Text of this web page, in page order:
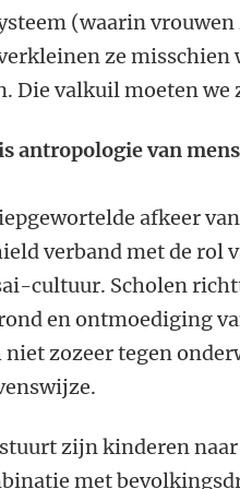
(waarin vrouwen
ze misschien
Die valkuil moeten we
antropologie van
afkeer
verband met de rol
cultuur. Scholen
en ontmoediging
niet zozeer tegen
zijn kinderen
met